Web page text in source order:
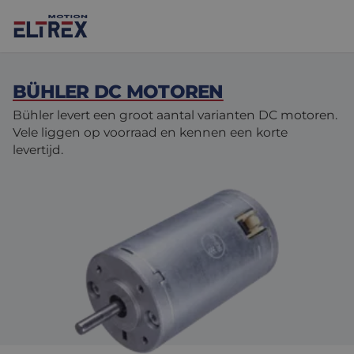
Drives & controllers
Mechanicals
Motion Control Solutions
Design & prototyping
Agri-food
Intralogistics
Life sciences
Harsh environments
Projecten
Merken
Nieuws
BÜHLER DC MOTOREN
Bühler levert een groot aantal varianten DC motoren.
Vele liggen op voorraad en kennen een korte
levertijd.